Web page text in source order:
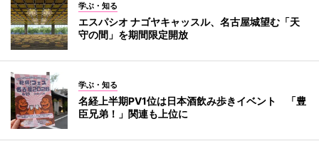
学ぶ・知る
エスパシオ ナゴヤキャッスル、名古屋城望む「天
守の間」を期間限定開放
学ぶ・知る
名経上半期PV1位は日本酒飲み歩きイベント 「豊
臣兄弟！」関連も上位に